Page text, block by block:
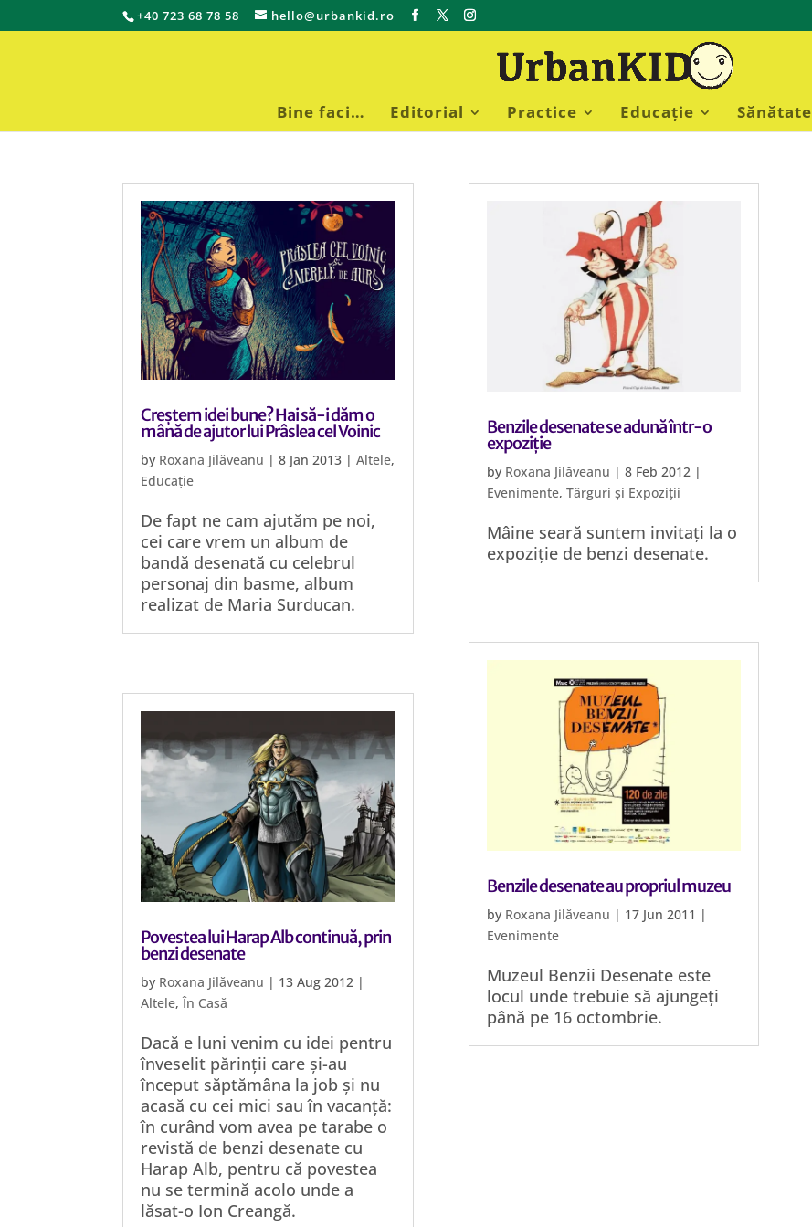
+40 723 68 78 58 hello@urbankid.ro
Bine faci… Editorial Practice Educație Sănătate
Creștem idei bune? Hai să-i dăm o
mână de ajutor lui Prâslea cel Voinic
by Roxana Jilăveanu |8 Jan 2013 |Altele,
Educație
De fapt ne cam ajutăm pe noi,
cei care vrem un album de
bandă desenată cu celebrul
personaj din basme, album
realizat de Maria Surducan.
Povestea lui Harap Alb continuă, prin
benzi desenate
by Roxana Jilăveanu | 13 Aug 2012 |
Altele,În Casă
Dacă e luni venim cu idei pentru
înveselit părinții care și-au
început săptămâna la job și nu
acasă cu cei mici sau în vacanță:
în curând vom avea pe tarabe o
revistă de benzi desenate cu
Harap Alb, pentru că povestea
nu se termină acolo unde a
lăsat-o Ion Creangă.
Benzile desenate se adună într-o
expoziție
by Roxana Jilăveanu | 8 Feb 2012|
Evenimente, Târguri și Expoziții
Mâine seară suntem invitați la o
expoziție de benzi desenate.
Benzile desenate au propriul muzeu
by Roxana Jilăveanu | 17 Jun 2011 |
Evenimente
Muzeul Benzii Desenate este
locul unde trebuie să ajungeți
până pe 16 octombrie.